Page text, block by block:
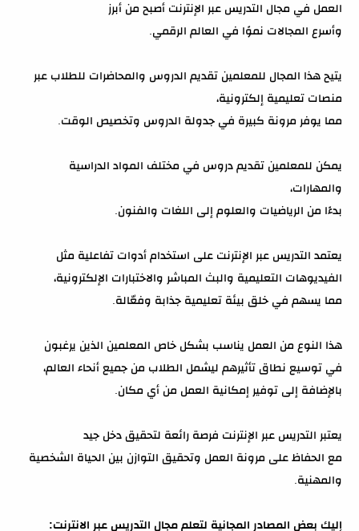
العمل في مجال التدريس عبر الإنترنت أصبح من أبرز
وأسرع المجالات نموًا في العالم الرقمي.
يتيح هذا المجال للمعلمين تقديم الدروس والمحاضرات للطلاب عبر
منصات تعليمية إلكترونية،
مما يوفر مرونة كبيرة في جدولة الدروس وتخصيص الوقت.
يمكن للمعلمين تقديم دروس في مختلف المواد الدراسية
والمهارات،
بدءًا من الرياضيات والعلوم إلى اللغات والفنون.
يعتمد التدريس عبر الإنترنت على استخدام أدوات تفاعلية مثل
الفيديوهات التعليمية والبث المباشر والاختبارات الإلكترونية،
مما يسهم في خلق بيئة تعليمية جذابة وفعّالة.
هذا النوع من العمل يناسب بشكل خاص المعلمين الذين يرغبون
في توسيع نطاق تأثيرهم ليشمل الطلاب من جميع أنحاء العالم،
بالإضافة إلى توفير إمكانية العمل من أي مكان.
يعتبر التدريس عبر الإنترنت فرصة رائعة لتحقيق دخل جيد
مع الحفاظ على مرونة العمل وتحقيق التوازن بين الحياة الشخصية
والمهنية.
إليك بعض المصادر المجانية لتعلم مجال التدريس عبر الانترنت: